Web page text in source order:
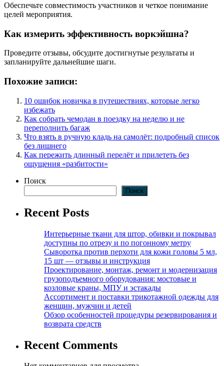
Обеспечьте совместимость участников и четкое понимание
целей мероприятия.
Как измерить эффективность воркэйшна?
Проведите отзывы, обсудите достигнутые результаты и
запланируйте дальнейшие шаги.
Похожие записи:
10 ошибок новичка в путешествиях, которые легко
избежать
Как собрать чемодан в поездку на неделю и не
переполнить багаж
Что взять в ручную кладь на самолёт: подробный список
без лишнего
Как пережить длинный перелёт и прилететь без
ощущения «разбитости»
Поиск
Поиск
Recent Posts
Интерьерные ткани для штор, обивки и покрывал
доступны по отрезу и по погонному метру
Сыворотка против перхоти для кожи головы 5 мл,
15 шт — отзывы и инструкция
Проектирование, монтаж, ремонт и модернизация
грузоподъемного оборудования: мостовые и
козловые краны, МПУ и эстакады
Ассортимент и поставки трикотажной одежды для
женщин, мужчин и детей
Обзор особенностей процедуры резервирования и
возврата средств
Recent Comments